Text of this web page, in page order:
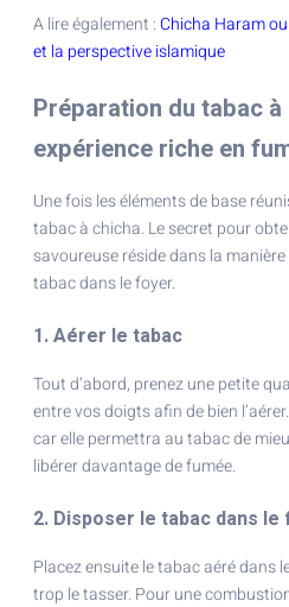
A lire également :Chicha Haram
et la perspective islamique
Préparation du tabac
expérience riche en
Une fois les éléments de base
tabac à chicha. Le secret pour
savoureuse réside dans la
tabac dans le foyer.
1. Aérer le tabac
Tout d’abord, prenez une petite
entre vos doigts afin de bien
car elle permettra au tabac de
libérer davantage de fumée.
2. Disposer le tabac dans le
Placez ensuite le tabac aéré dans
trop le tasser. Pour une